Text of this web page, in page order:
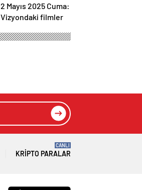
2 Mayıs 2025 Cuma:
Vizyondaki filmler
KRIPTO PARALAR
CANLI